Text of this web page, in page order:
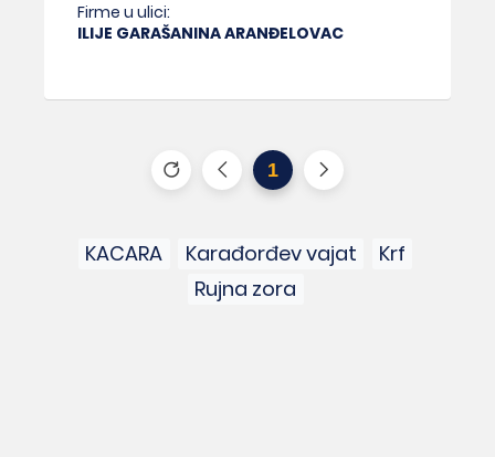
Firme u ulici:
ILIJE GARAŠANINA ARANĐELOVAC
1
KACARA Karađorđev vajat
Krf
Rujna zora